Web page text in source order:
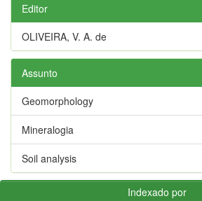
Editor
OLIVEIRA, V. A. de
Assunto
Geomorphology
Mineralogia
Soil analysis
Indexado por